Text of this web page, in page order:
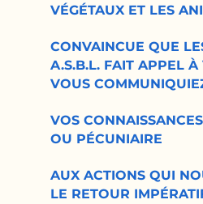
VÉGÉTAUX ET LES
CONVAINCUE QUE
A.S.B.L. FAIT APPEL
VOUS
VOS
OU PÉCUNIAIRE
AUX ACTIONS QUI
LE RETOUR